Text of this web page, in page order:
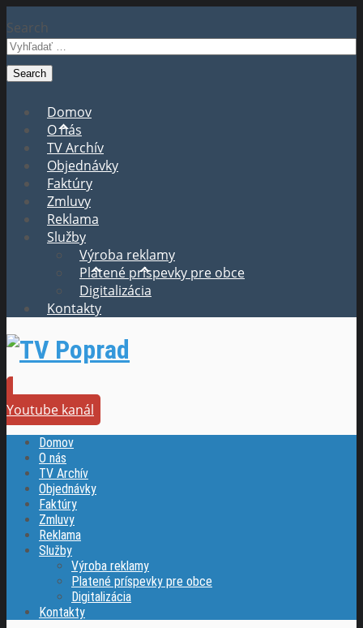
Search
Domov
O nás
TV Archív
Objednávky
Faktúry
Zmluvy
Reklama
Služby
Výroba reklamy
Platené príspevky pre obce
Digitalizácia
Kontakty
Youtube kanál
Domov
O nás
TV Archív
Objednávky
Faktúry
Zmluvy
Reklama
Služby
Výroba reklamy
Platené príspevky pre obce
Digitalizácia
Kontakty